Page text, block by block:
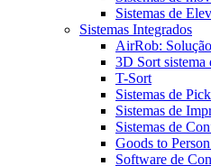
Sistemas de
Sistemas Integrados
AirRob:
3D Sort sistema
T-Sort
Sistemas de
Sistemas de
Sistemas de
Goods to
Software de